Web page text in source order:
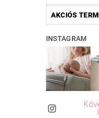
AKCIÓS
INSTAGRAM